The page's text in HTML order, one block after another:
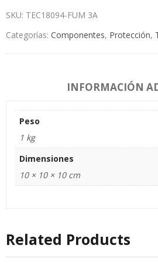
SKU: TEC18094-FUM 3A
Categorías: Componentes, Protección,
INFORMACIÓN
Peso
1 kg
Dimensiones
10 × 10 × 10 cm
Related Products